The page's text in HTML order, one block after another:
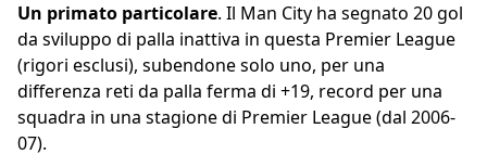
Un primato particolare. Il Man City ha segnato 20 gol
da sviluppo di palla inattiva in questa Premier League
(rigori esclusi), subendone solo uno, per una
differenza reti da palla ferma di +19, record per una
squadra in una stagione di Premier League (dal 2006-
07).